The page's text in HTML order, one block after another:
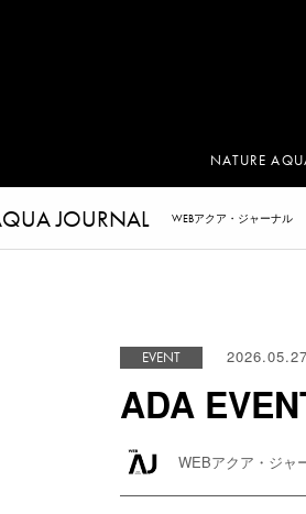
NATURE
JOURNAL WEBアクア・ジャーナル
EVENT 2026.05.27
ADA
WEBアクア・ジャ